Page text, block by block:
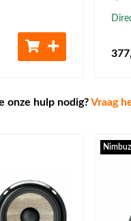
377
onze hulp nodig?Vraag